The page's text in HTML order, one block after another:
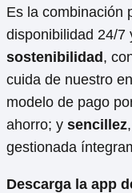
Es la combinación
disponibilidad 24/7
sostenibilidad,
cuida de nuestro
modelo de pago
ahorro; y sencillez
gestionada
Descarga la app